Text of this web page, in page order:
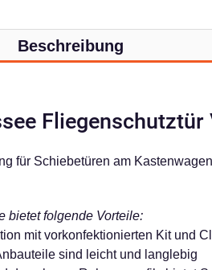
Beschreibung
Fliegenschutztür
für Schiebetüren am Kastenwagen
bietet folgende Vorteile:
mit vorkonfektionierten Kit und
sind leicht und langlebig